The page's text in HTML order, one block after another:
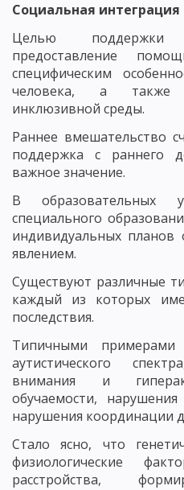
Социальная
Целью поддержки
предоставление
специфическим
человека, а также
инклюзивной среды.
Раннее вмешательство
поддержка с раннего
важное значение.
В образовательных
специального
индивидуальных планов
явлением.
Существуют различные
каждый из которых
последствия.
Типичными примерами
аутистического
внимания и
обучаемости,
нарушения координации
Стало ясно, что
физиологические
расстройства,